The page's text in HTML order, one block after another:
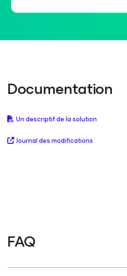
Documentation
Un descriptif de la solution
Journal des modifications
FAQ